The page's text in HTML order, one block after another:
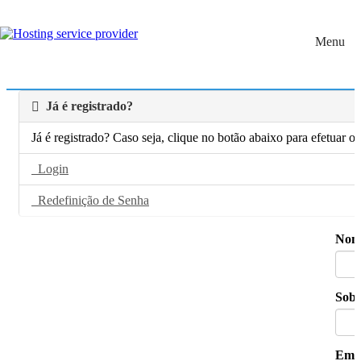
Menu
Login
Visualizar carrinho (0)
Já é registrado?
Já é registrado? Caso seja, clique no botão abaixo para efetuar o
Login
Redefinição de Senha